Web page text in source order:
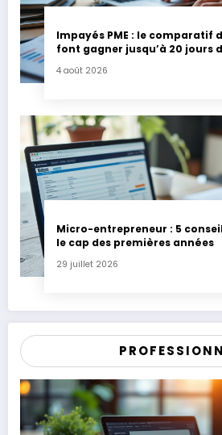
Impayés PME : le comparatif
font gagner jusqu’à 20 jours
4 août 2026
Micro-entrepreneur : 5
le cap des premières années
29 juillet 2026